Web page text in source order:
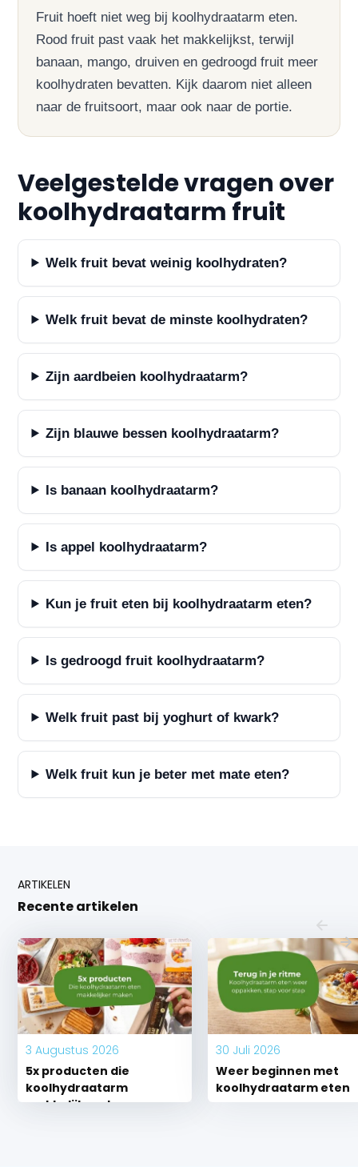
Fruit hoeft niet weg bij koolhydraatarm eten.
Rood fruit past vaak het makkelijkst, terwijl
banaan, mango, druiven en gedroogd fruit meer
koolhydraten bevatten. Kijk daarom niet alleen
naar de fruitsoort, maar ook naar de portie.
Veelgestelde vragen over
koolhydraatarm fruit
Welk fruit bevat weinig koolhydraten?
Welk fruit bevat de minste koolhydraten?
Zijn aardbeien koolhydraatarm?
Zijn blauwe bessen koolhydraatarm?
Is banaan koolhydraatarm?
Is appel koolhydraatarm?
Kun je fruit eten bij koolhydraatarm eten?
Is gedroogd fruit koolhydraatarm?
Welk fruit past bij yoghurt of kwark?
Welk fruit kun je beter met mate eten?
ARTIKELEN
Recente artikelen
3 Augustus 2026
5x producten die
koolhydraatarm
makkelijk maken
30 Juli 2026
Weer beginnen met
koolhydraatarm eten